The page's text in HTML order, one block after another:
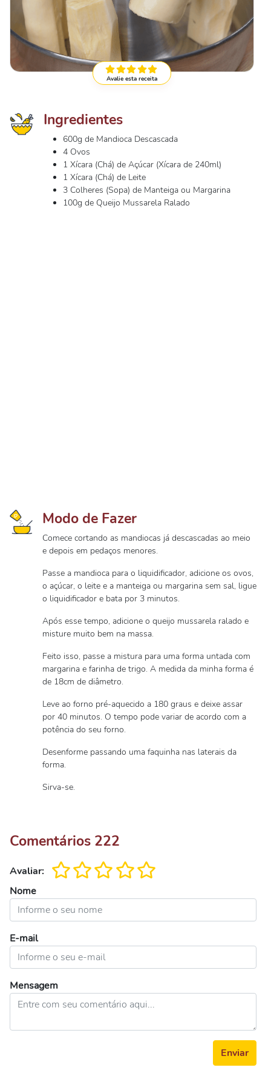
Avalie esta receita
Ingredientes
600g de Mandioca Descascada
4 Ovos
1 Xícara (Chá) de Açúcar (Xícara de 240ml)
1 Xícara (Chá) de Leite
3 Colheres (Sopa) de Manteiga ou Margarina
100g de Queijo Mussarela Ralado
Modo de Fazer
Comece cortando as mandiocas já descascadas ao meio
e depois em pedaços menores.
Passe a mandioca para o liquidificador, adicione os ovos,
o açúcar, o leite e a manteiga ou margarina sem sal, ligue
o liquidificador e bata por 3 minutos.
Após esse tempo, adicione o queijo mussarela ralado e
misture muito bem na massa.
Feito isso, passe a mistura para uma forma untada com
margarina e farinha de trigo. A medida da minha forma é
de 18cm de diâmetro.
Leve ao forno pré-aquecido a 180 graus e deixe assar
por 40 minutos. O tempo pode variar de acordo com a
potência do seu forno.
Desenforme passando uma faquinha nas laterais da
forma.
Sirva-se.
Comentários 222
Avaliar:
Nome
E-mail
Mensagem
Enviar